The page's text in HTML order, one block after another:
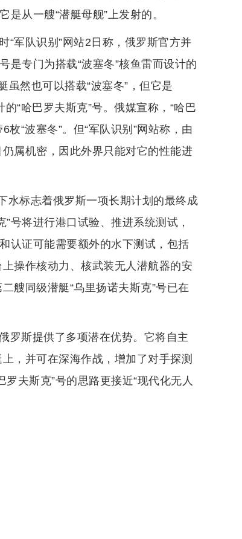
从一艘“潜艇母舰”上发射的。
“军队识别”网站2日称，俄罗斯官方并
是专门为搭载“波塞冬”核鱼雷而设计的
虽然也可以搭载“波塞冬”，但它是
“哈巴罗夫斯克”号。俄媒宣称，“哈巴
“波塞冬”。但“军队识别”网站称，由
属机密，因此外界只能对它的性能进
水标志着俄罗斯一项长期计划的最终成
号将进行港口试验、推进系统测试，
认证可能需要额外的水下测试，包括
操作核动力、核武装无人潜航器的安
艘同级潜艇“乌里扬诺夫斯克”号已在
罗斯提供了多项潜在优势。它将自主
，并可在深海作战，增加了对手探测
夫斯克”号的思路更接近“现代化无人